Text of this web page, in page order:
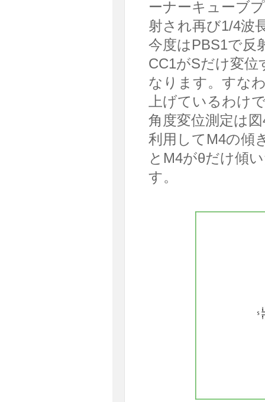
ーナーキューブ
射され再び1/4波
今度はPBS1で反
CC1がSだけ変
なります。すな
上げているわけ
角度変位測定は
利用してM4の傾
とM4がθだけ傾
す。